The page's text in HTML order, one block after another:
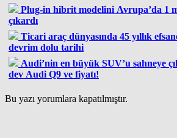
Plug-in hibrit modelini Avrupa’da 1
çıkardı
Ticari araç dünyasında 45 yıllık
devrim dolu tarihi
Audi’nin en büyük SUV’u sahneye
dev Audi Q9 ve fiyatı!
Bu yazı yorumlara kapatılmıştır.